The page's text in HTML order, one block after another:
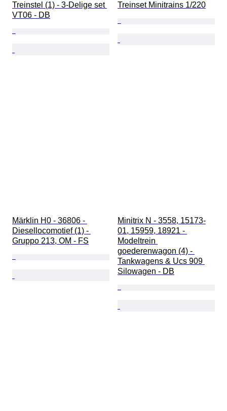
Treinstel (1) - 3-Delige set
VT06 - DB
Treinset Minitrains 1/220
Märklin H0 - 36806 -
Diesellocomotief (1) -
Gruppo 213, OM - FS
Minitrix N - 3558, 15173-
01, 15959, 18921 -
Modeltrein
goederenwagon (4) -
Tankwagens & Ucs 909
Silowagen - DB